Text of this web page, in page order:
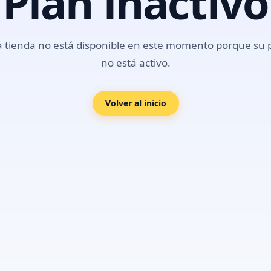
tienda no está disponible en este momento porque su
no está activo.
Volver al inicio